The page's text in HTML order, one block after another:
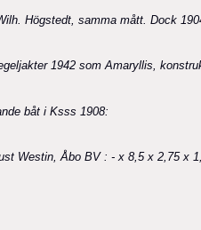
Högstedt, samma mått. Dock
1942 som Amaryllis,
båt i Ksss 1908:
Westin, Åbo BV : - x 8,5 x 2,75 x